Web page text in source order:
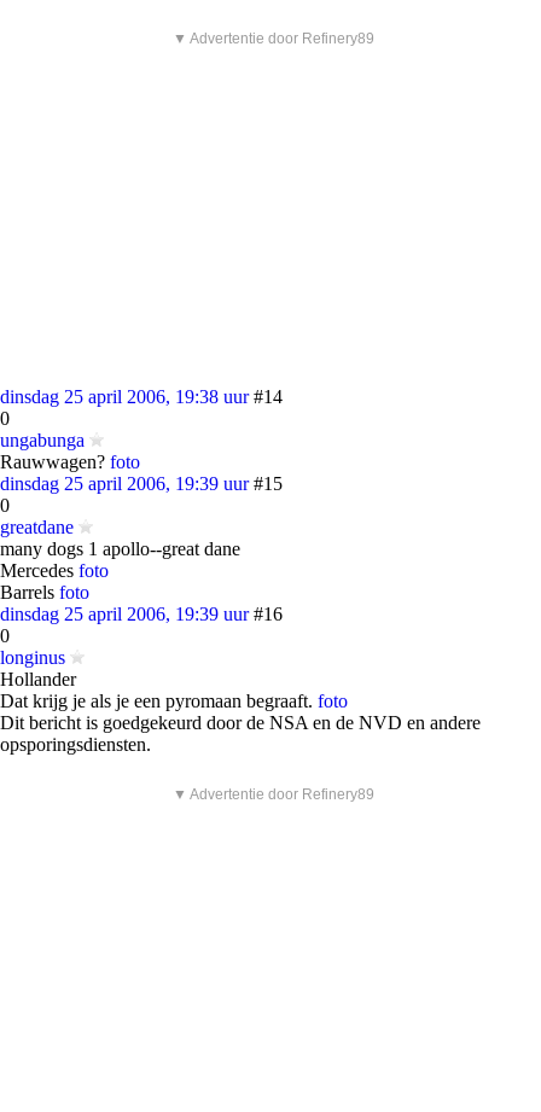
▼ Advertentie door Refinery89
dinsdag 25 april 2006, 19:38 uur #14
0
ungabunga
Rauwwagen? foto
dinsdag 25 april 2006, 19:39 uur #15
0
greatdane
many dogs 1 apollo--great dane
Mercedes foto
Barrels foto
dinsdag 25 april 2006, 19:39 uur #16
0
longinus
Hollander
Dat krijg je als je een pyromaan begraaft. foto
Dit bericht is goedgekeurd door de NSA en de NVD en andere
opsporingsdiensten.
▼ Advertentie door Refinery89